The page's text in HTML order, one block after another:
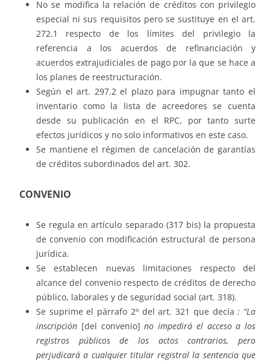
No se modifica la relación de créditos con privilegio
especial ni sus requisitos pero se sustituye en el art.
272.1 respecto de los límites del privilegio la
referencia a los acuerdos de refinanciación y
acuerdos extrajudiciales de pago por la que se hace a
los planes de reestructuración.
Según el art. 297.2 el plazo para impugnar tanto el
inventario como la lista de acreedores se cuenta
desde su publicación en el RPC, por tanto surte
efectos jurídicos y no solo informativos en este caso.
Se mantiene el régimen de cancelación de garantías
de créditos subordinados del art. 302.
CONVENIO
Se regula en artículo separado (317 bis) la propuesta
de convenio con modificación estructural de persona
jurídica.
Se establecen nuevas limitaciones respecto del
alcance del convenio respecto de créditos de derecho
público, laborales y de seguridad social (art. 318).
Se suprime el párrafo 2º del art. 321 que decía: “La
inscripción [del convenio] no impedirá el acceso a los
registros públicos de los actos contrarios, pero
perjudicará a cualquier titular registral la sentencia que